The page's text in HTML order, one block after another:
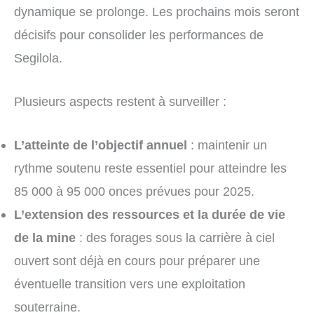
dynamique se prolonge. Les prochains mois seront
décisifs pour consolider les performances de
Segilola.
Plusieurs aspects restent à surveiller :
L’atteinte de l’objectif annuel : maintenir un
rythme soutenu reste essentiel pour atteindre les
85 000 à 95 000 onces prévues pour 2025.
L’extension des ressources et la durée de vie
de la mine : des forages sous la carrière à ciel
ouvert sont déjà en cours pour préparer une
éventuelle transition vers une exploitation
souterraine.